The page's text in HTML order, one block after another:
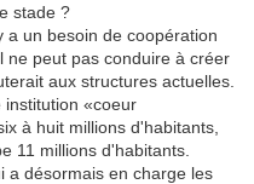
stade ?
a un besoin de coopération
ne peut pas conduire à créer
aux structures actuelles.
«coeur
à huit millions d'habitants,
11 millions d'habitants.
a désormais en charge les